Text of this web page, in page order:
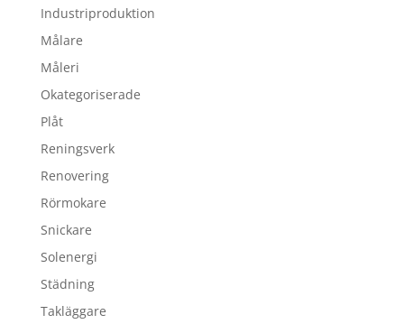
Industriproduktion
Målare
Måleri
Okategoriserade
Plåt
Reningsverk
Renovering
Rörmokare
Snickare
Solenergi
Städning
Takläggare